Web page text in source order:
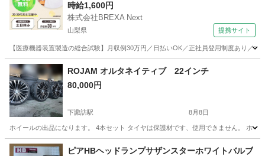
時給1,600円
株式会社BREXA Next
山梨県 提携サイト
【医療機器装置製造の総合試験】月収例30万円／日払いOK／正社員登用制度あり
山梨 その他
ROJAM オルタネイティブ 22インチ
80,000円
下諏訪駅 8月8日
ホイールの出品になります。 4本セット タイヤは保護材です、使用できません。 ホイ
長野 諏訪郡 下諏訪駅 タイヤ、ホイール
ピアHBヘッドランプサザンスターホワイトバルブ